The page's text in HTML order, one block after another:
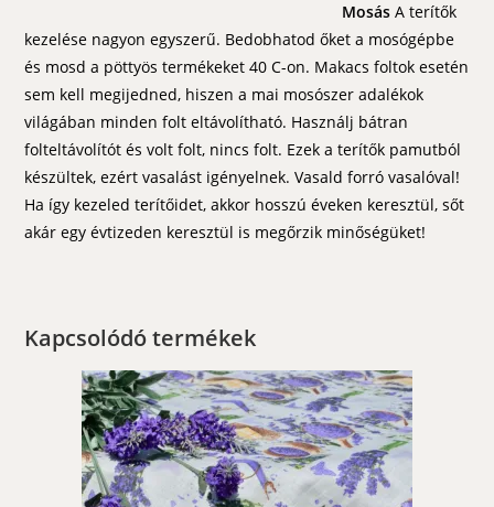
Mosás A terítők
kezelése nagyon egyszerű. Bedobhatod őket a mosógépbe
és mosd a pöttyös termékeket 40 C-on. Makacs foltok esetén
sem kell megijedned, hiszen a mai mosószer adalékok
világában minden folt eltávolítható. Használj bátran
folteltávolítót és volt folt, nincs folt. Ezek a terítők pamutból
készültek, ezért vasalást igényelnek. Vasald forró vasalóval!
Ha így kezeled terítőidet, akkor hosszú éveken keresztül, sőt
akár egy évtizeden keresztül is megőrzik minőségüket!
Kapcsolódó termékek